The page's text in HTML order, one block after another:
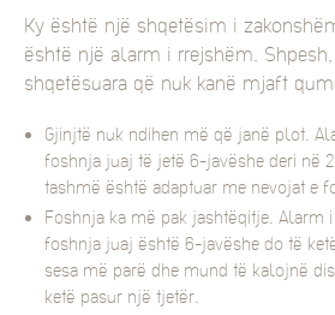
Ky është një shqetësim i
është një alarm i rrejshëm.
shqetësuara që nuk kanë mjaft
Gjinjtë nuk ndihen më që janë plot.
foshnja juaj të jetë 6-javëshe deri në
tashmë është adaptuar me nevojat e
Foshnja ka më pak jashtëqitje. Alarm
foshnja juaj është 6-javëshe do të
sesa më parë dhe mund të kalojnë
ketë pasur një tjetër.